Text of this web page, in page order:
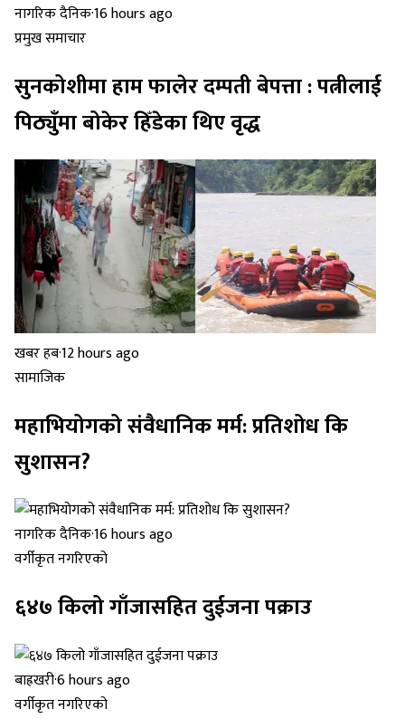
नागरिक दैनिक·16 hours ago
प्रमुख समाचार
सुनकोशीमा हाम फालेर दम्पती बेपत्ता : पत्नीलाई
पिठ्युँमा बोकेर हिँडेका थिए वृद्ध
खबर हब·12 hours ago
सामाजिक
महाभियोगको संवैधानिक मर्म: प्रतिशोध कि
सुशासन?
नागरिक दैनिक·16 hours ago
वर्गीकृत नगरिएको
६४७ किलो गाँजासहित दुईजना पक्राउ
बाह्रखरी·6 hours ago
वर्गीकृत नगरिएको